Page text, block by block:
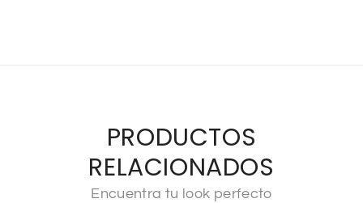
PRODUCTOS
RELACIONADOS
Encuentra tu look perfecto